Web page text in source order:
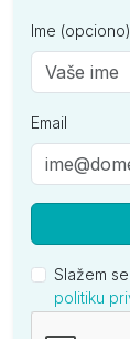
Ime (opciono)
Email
Slažem
politiku